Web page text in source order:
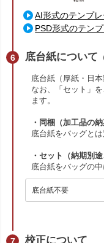
AI形式のテンプ
PSD形式のテン
底台紙について
底台紙（厚紙・日
なお、「セット」
ます。
・同梱（加工品の納
底台紙をバッグと
・セット（納期別途
底台紙をバッグの
校正について